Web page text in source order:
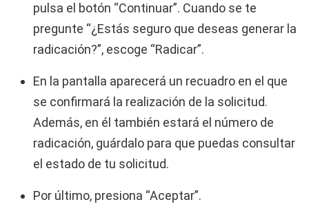
pulsa el botón “Continuar”. Cuando se te
pregunte “¿Estás seguro que deseas generar la
radicación?”, escoge “Radicar”.
En la pantalla aparecerá un recuadro en el que
se confirmará la realización de la solicitud.
Además, en él también estará el número de
radicación, guárdalo para que puedas consultar
el estado de tu solicitud.
Por último, presiona “Aceptar”.